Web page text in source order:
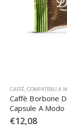
CAFFÈ, COMPATIBILI A
Caffè Borbone
Capsule A Modo
€12,08